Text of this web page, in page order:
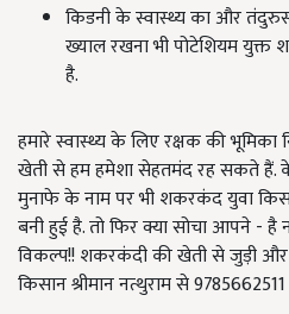
किडनी के स्वास्थ्य का और
ख्याल रखना भी पोटेशियम
है.
हमारे स्वास्थ्य के लिए रक्षक की भूमिका
खेती से हम हमेशा सेहतमंद रह सकते हैं.
मुनाफे के नाम पर भी शकरकंद युवा
बनी हुई है. तो फिर क्या सोचा आपने -
विकल्प!! शकरकंदी की खेती से जुड़ी
किसान श्रीमान नत्थुराम से